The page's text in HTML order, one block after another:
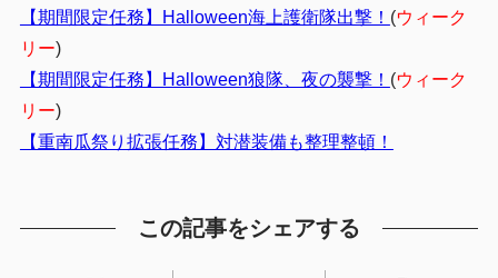
【期間限定任務】Halloween海上護衛隊出撃！ (ウィーク
リー)
【期間限定任務】Halloween狼隊、夜の襲撃！ (ウィーク
リー)
【重南瓜祭り拡張任務】対潜装備も整理整頓！
この記事をシェアする